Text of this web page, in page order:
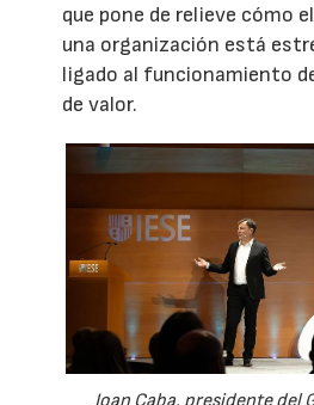
que pone de relieve cómo
una organización está
ligado al funcionamiento
de valor.